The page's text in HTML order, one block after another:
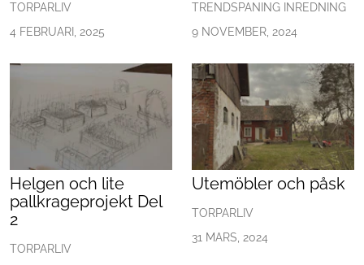
TORPARLIV
4 FEBRUARI, 2025
TRENDSPANING INREDNING
9 NOVEMBER, 2024
Helgen och lite
pallkrageprojekt Del
2
TORPARLIV
Utemöbler och påsk
TORPARLIV
31 MARS, 2024